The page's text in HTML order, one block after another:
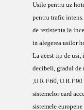
Usile pentru uz
pentru trafic
de rezistenta la
in alegerea usilor
La acest tip de
decibeli, gradul de
,U.R.F.60,
sistemelor card
sistemele